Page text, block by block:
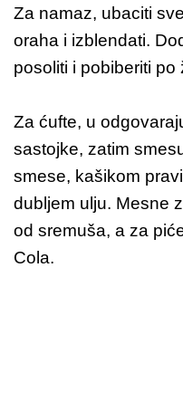
Za namaz, ubaciti
oraha i izblendati.
posoliti i pobiberiti po
Za ćufte, u
sastojke, zatim
smese, kašikom
dubljem ulju. Mesne
od sremuša, a za
Cola.